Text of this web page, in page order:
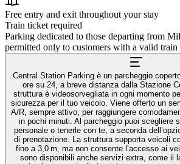
Free entry and exit throughout your stay
Train ticket required
Parking dedicated to those departing from
permitted only to customers with a valid train
Central Station Parking è un parcheggio
ore su 24, a breve distanza dalla Stazione
struttura è videosorvegliata in ogni momento
sicurezza per il tuo veicolo. Viene offerto un
A/R, sempre attivo, per raggiungere
in pochi minuti. Al parcheggio puoi scegliere
personale o tenerle con te, a seconda
di prenotazione. La struttura supporta veicoli
fino a 3,0 m, ma non consente l’accesso ai
sono disponibili anche servizi extra, come il